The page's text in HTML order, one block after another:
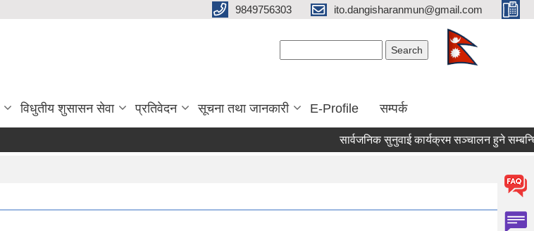
9849756303 ito.dangisharanmun@gmail.com
विधुतीय शुसासन सेवा प्रतिवेदन सूचना तथा जानकारी E-Profile सम्पर्क
सार्वजनिक सुनुवाई कार्यक्रम सञ्चालन हुने सम्बन्धि